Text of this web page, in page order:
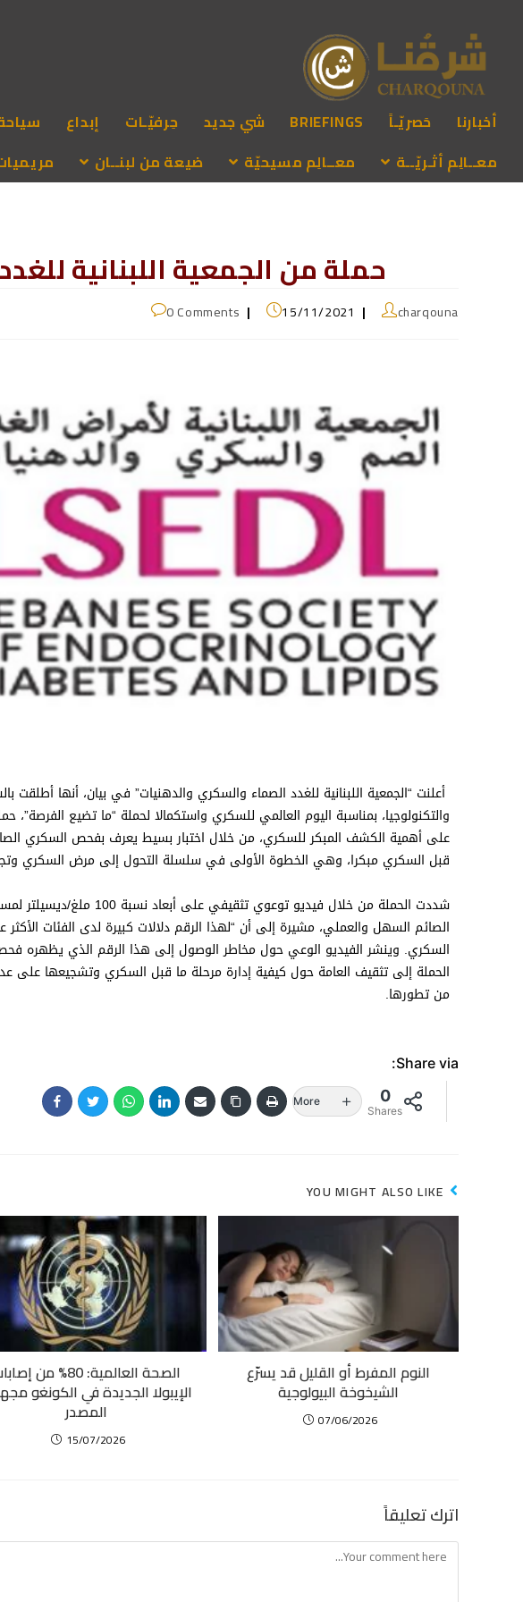
أخبارنا حَصريّـاً BRIEFINGS شي جديد حِرفيّـات إبداع
معــالِم أثـريّــة
معــالِم مسيحيّة ضيعة من لبنــان
حملة من الجمعية اللبنانية
charqouna
15/11/2021
0 Comments
قبل السكري مبكرا، وهي الخطوة الأولى في سلسلة التحول إلى مرض السكري
شددت الحملة من خلال فيديو
الصائم السهل والعملي، مشيرة إلى أن “لهذا الرقم دلالات كبيرة لدى الفئات
السكري. وينشر الفيديو الوعي حول مخاطر الوصول إلى هذا الرقم الذي يظهره
الحملة إلى تثقيف العامة حول كيفية إدارة مرحلة ما قبل السكري وتشجيعها على
من تطورها.
Share via:
0
Shares
More
YOU MIGHT ALSO LIKE
الصحة العالمية: 80% من
الإيبولا الجديدة في الكونغو
المصدر
15/07/2026
النوم المفرط أو القليل قد يسرّع
الشيخوخة البيولوجية
07/06/2026
اترك تعليقاً